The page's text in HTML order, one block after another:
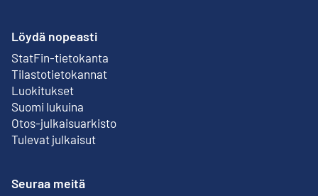
Löydä nopeasti
StatFin-tietokanta
Ulkoinen linkki
Tilastotietokannat
Luokitukset
Suomi lukuina
Otos-julkaisuarkisto
Ulkoinen linkki
Tulevat julkaisut
Seuraa meitä